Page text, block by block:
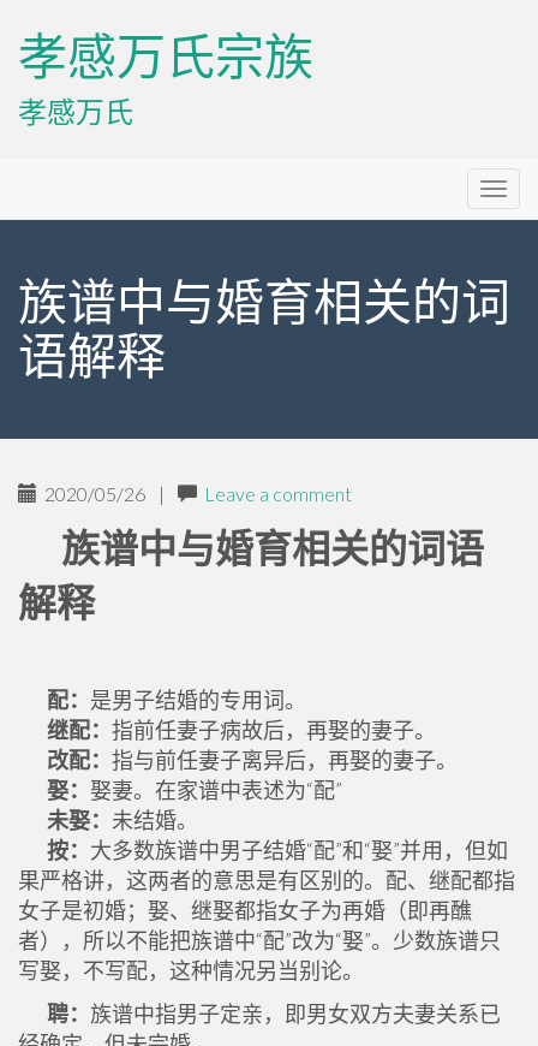
孝感万氏宗族
孝感万氏
Menu
族谱中与婚育相关的词
语解释
2020/05/26 | Leave a comment
族谱中与婚育相关的词语
解释
配： 是男子结婚的专用词。
继配： 指前任妻子病故后，再娶的妻子。
改配： 指与前任妻子离异后，再娶的妻子。
娶： 娶妻。在家谱中表述为“配”
未娶： 未结婚。
按： 大多数族谱中男子结婚“配”和“娶”并用，但如
果严格讲，这两者的意思是有区别的。配、继配都指
女子是初婚；娶、继娶都指女子为再婚（即再醮
者），所以不能把族谱中“配”改为“娶”。少数族谱只
写娶，不写配，这种情况另当别论。
聘： 族谱中指男子定亲，即男女双方夫妻关系已